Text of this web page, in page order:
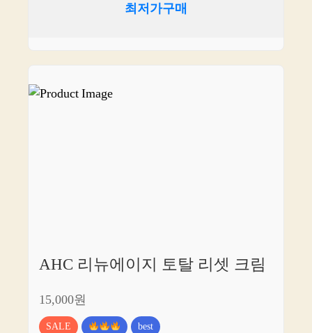
최저가구매
AHC 리뉴에이지 토탈 리셋 크림
15,000원
SALE best